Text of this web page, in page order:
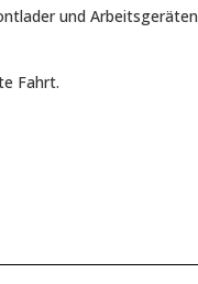
und Arbeitsgeräten
Fahrt.